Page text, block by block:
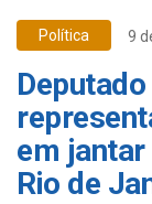
Política 9
em
Rio de